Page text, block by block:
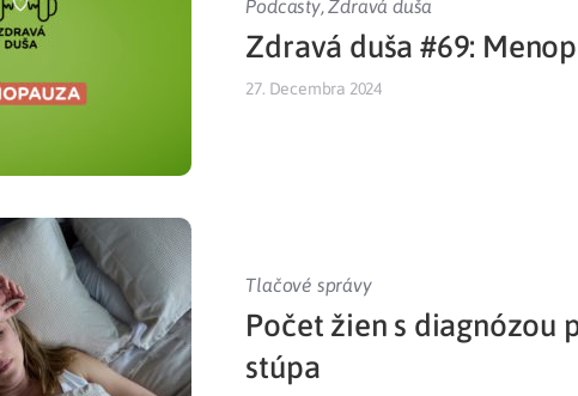
Zdravotné poistenie pre cudzincov Liečba v
Podcasty,Zdravá duša
Zdravá duša #69:
27. Decembra 2024
Tlačové správy
Počet žien s diagnózou
stúpa